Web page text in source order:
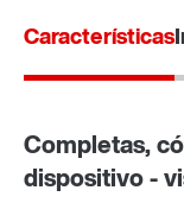
Características
Completas,
dispositivo -